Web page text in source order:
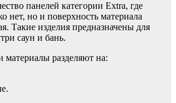
панелей категории Extra, где
нет, но и поверхность материала
Такие изделия предназначены для
саун и бань.
материалы разделяют на: